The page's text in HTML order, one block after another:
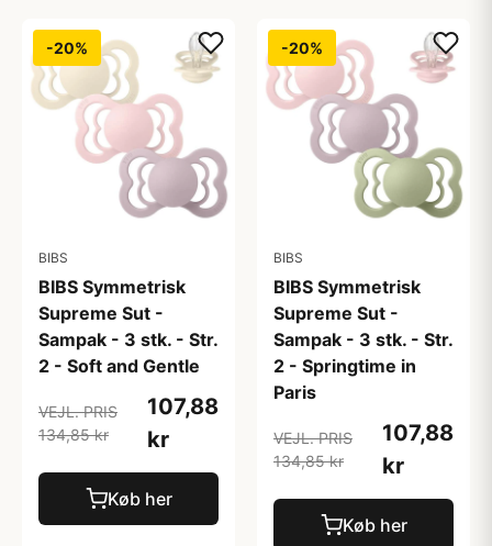
-20%
BIBS
BIBS Symmetrisk
Supreme Sut -
Sampak - 3 stk. - Str.
2 - Soft and Gentle
VEJL. PRIS
134,85 kr
107,88
kr
Køb her
-20%
BIBS
BIBS Symmetrisk
Supreme Sut -
Sampak - 3 stk. - Str.
2 - Springtime in
Paris
VEJL. PRIS
134,85 kr
107,88
kr
Køb her